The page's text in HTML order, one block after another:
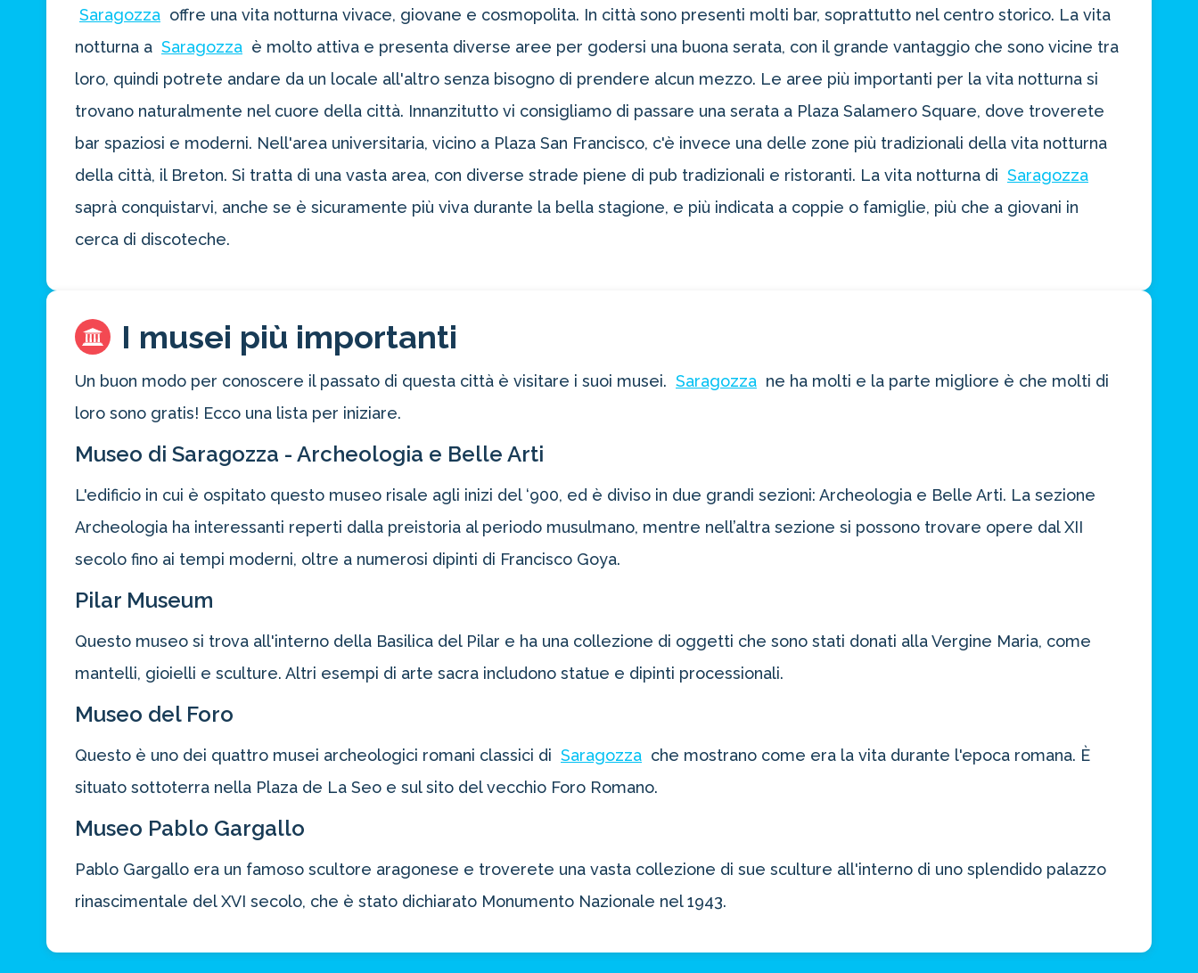
Saragozza offre una vita notturna vivace, giovane e cosmopolita. In città sono presenti molti bar, soprattutto nel centro storico. La vita
notturna a Saragozza è molto attiva e presenta diverse aree per godersi una buona serata, con il grande vantaggio che sono vicine tra
loro, quindi potrete andare da un locale all'altro senza bisogno di prendere alcun mezzo. Le aree più importanti per la vita notturna si
trovano naturalmente nel cuore della città. Innanzitutto vi consigliamo di passare una serata a Plaza Salamero Square, dove troverete
bar spaziosi e moderni. Nell'area universitaria, vicino a Plaza San Francisco, c'è invece una delle zone più tradizionali della vita notturna
della città, il Breton. Si tratta di una vasta area, con diverse strade piene di pub tradizionali e ristoranti. La vita notturna di Saragozza
saprà conquistarvi, anche se è sicuramente più viva durante la bella stagione, e più indicata a coppie o famiglie, più che a giovani in
cerca di discoteche.
I musei più importanti
Un buon modo per conoscere il passato di questa città è visitare i suoi musei. Saragozza ne ha molti e la parte migliore è che molti di
loro sono gratis! Ecco una lista per iniziare.
Museo di Saragozza - Archeologia e Belle Arti
L'edificio in cui è ospitato questo museo risale agli inizi del ‘900, ed è diviso in due grandi sezioni: Archeologia e Belle Arti. La sezione
Archeologia ha interessanti reperti dalla preistoria al periodo musulmano, mentre nell’altra sezione si possono trovare opere dal XII
secolo fino ai tempi moderni, oltre a numerosi dipinti di Francisco Goya.
Pilar Museum
Questo museo si trova all'interno della Basilica del Pilar e ha una collezione di oggetti che sono stati donati alla Vergine Maria, come
mantelli, gioielli e sculture. Altri esempi di arte sacra includono statue e dipinti processionali.
Museo del Foro
Questo è uno dei quattro musei archeologici romani classici di Saragozza che mostrano come era la vita durante l'epoca romana. È
situato sottoterra nella Plaza de La Seo e sul sito del vecchio Foro Romano.
Museo Pablo Gargallo
Pablo Gargallo era un famoso scultore aragonese e troverete una vasta collezione di sue sculture all'interno di uno splendido palazzo
rinascimentale del XVI secolo, che è stato dichiarato Monumento Nazionale nel 1943.